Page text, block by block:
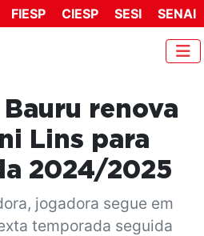
FIESP CIESP SESI SENAI
renova
Lins para
2024/2025
jogadora segue em
temporada seguida